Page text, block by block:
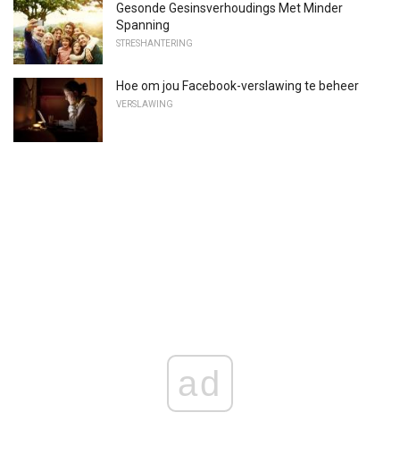
Gesonde Gesinsverhoudings Met Minder
Spanning
STRESHANTERING
Hoe om jou Facebook-verslawing te beheer
VERSLAWING
ad